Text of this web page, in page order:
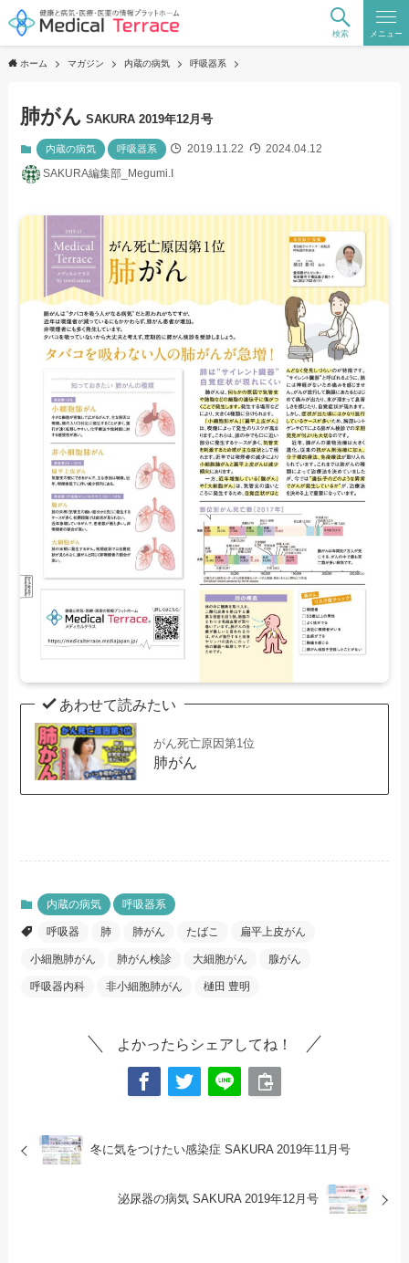
検索 メニュー
ホーム マガジン 内蔵の病気 呼吸器系
肺がん SAKURA 2019年12月号
内蔵の病気 呼吸器系 2019.11.22
2024.04.12
SAKURA編集部_Megumi.I
あわせて読みたい
がん死亡原因第1位
肺がん
内蔵の病気 呼吸器系
呼吸器 肺 肺がん たばこ 扁平上皮がん
小細胞肺がん 肺がん検診 大細胞がん 腺がん
呼吸器内科 非小細胞肺がん 樋田 豊明
よかったらシェアしてね！
冬に気をつけたい感染症 SAKURA 2019年11月号
泌尿器の病気 SAKURA 2019年12月号